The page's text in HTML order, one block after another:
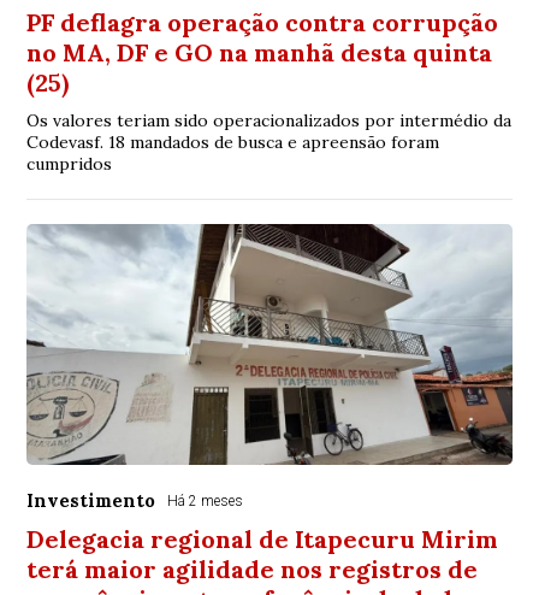
PF deflagra operação contra corrupção
no MA, DF e GO na manhã desta quinta
(25)
Os valores teriam sido operacionalizados por intermédio da
Codevasf. 18 mandados de busca e apreensão foram
cumpridos
Investimento Há 2 meses
Delegacia regional de Itapecuru Mirim
terá maior agilidade nos registros de